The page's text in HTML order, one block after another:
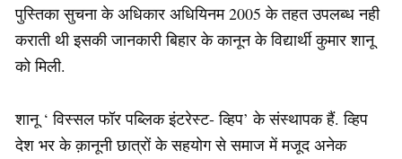
पुस्तिका सुचना के अधिकार अधियिनम 2005 के तहत उपलब्ध नही
कराती थी इसकी जानकारी बिहार के कानून के विद्यार्थी कुमार शानू
को मिली.
शानू ‘ विस्सल फॉर पब्लिक इंटरेस्ट- व्हिप’ के संस्थापक हैं. व्हिप
देश भर के क़ानूनी छात्रों के सहयोग से समाज में मजूद अनेक